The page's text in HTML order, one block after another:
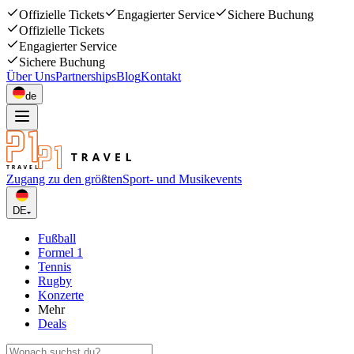
Offizielle Tickets Engagierter Service
Sichere Buchung
Offizielle Tickets
Engagierter Service
Sichere Buchung
Über UnsPartnershipsBlogKontakt
de
Zugang zu den größtenSport- und Musikevents
DE
Fußball
Formel 1
Tennis
Rugby
Konzerte
Mehr
Deals